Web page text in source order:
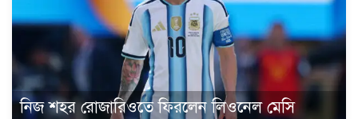
নিজ শহর রোজারিওতে ফিরলেন লিওনেল মেসি